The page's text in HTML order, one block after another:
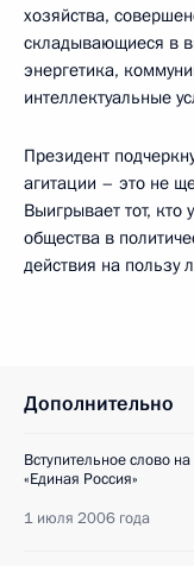
хозяйства,
складывающиеся в
энергетика,
интеллектуальные
Президент
агитации – это не
Выигрывает тот,
общества в
действия на пользу
Дополнительно
Вступительное слово
«Единая Россия»
1 июля 2006 года